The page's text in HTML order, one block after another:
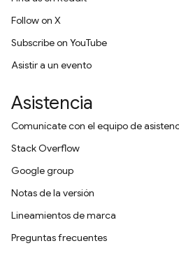
Follow on X
Subscribe on YouTube
Asistir a un evento
Asistencia
Comunícate con el equipo de
Stack Overflow
Google group
Notas de la versión
Lineamientos de marca
Preguntas frecuentes